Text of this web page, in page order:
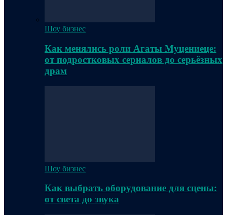
Шоу бизнес
Как менялись роли Агаты Муцениеце:
от подростковых сериалов до серьёзных
драм
Шоу бизнес
Как выбрать оборудование для сцены:
от света до звука